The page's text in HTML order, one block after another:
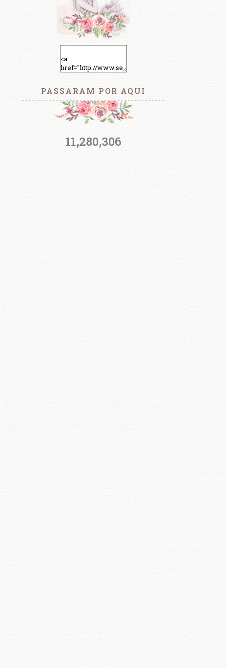
PASSARAM POR AQUI
11,280,306